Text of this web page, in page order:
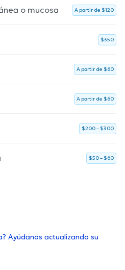
o mucosa A partir de $120
$350
A partir de $60
A partir de $60
$200 – $300
$50 – $60
Ayúdanos actualizando su